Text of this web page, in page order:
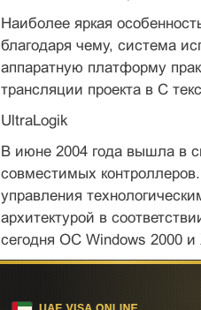
Наиболее яркая
благодаря чему, система
аппаратную платформу
трансляции проекта в С
UltraLogik
В июне 2004 года вышла в
совместимых
управления
архитектурой в
сегодня ОС Windows 2000 и